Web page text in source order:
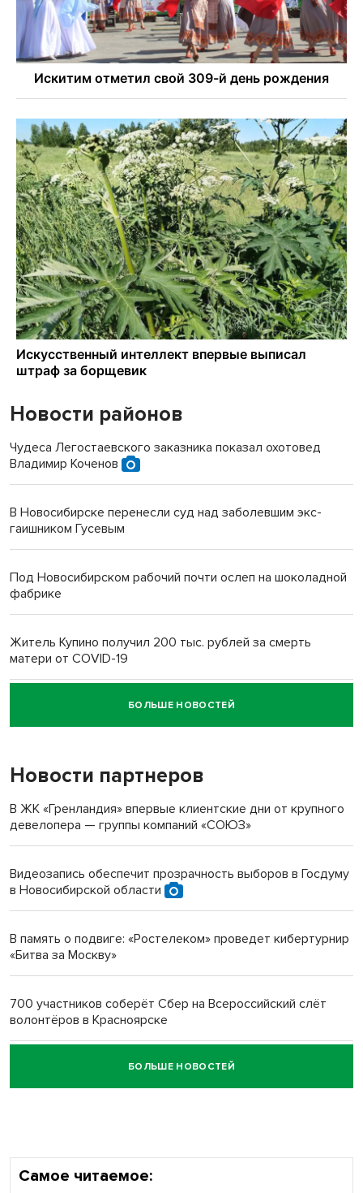
Новости районов
Чудеса Легостаевского заказника показал охотовед
Владимир Коченов
В Новосибирске перенесли суд над заболевшим экс-
гаишником Гусевым
Под Новосибирском рабочий почти ослеп на шоколадной
фабрике
Житель Купино получил 200 тыс. рублей за смерть
матери от COVID-19
Новосибирский суд наказал водителя за смерть
пенсионерки на вокзале
«Мы живём на пастбище!»: в новосибирском селе лошади
терроризируют жителей
Новосибирский преподаватель с женой вошли в топ-16
БОЛЬШЕ НОВОСТЕЙ
Новости партнеров
В ЖК «Гренландия» впервые клиентские дни от крупного
девелопера — группы компаний «СОЮЗ»
Видеозапись обеспечит прозрачность выборов в Госдуму
в Новосибирской области
В память о подвиге: «Ростелеком» проведет кибертурнир
«Битва за Москву»
700 участников соберёт Сбер на Всероссийский слёт
волонтёров в Красноярске
Честный выбор: видеонаблюдение обеспечит
объективность результатов ЕДГ в Новосибирской
БОЛЬШЕ НОВОСТЕЙ
Самое читаемое: